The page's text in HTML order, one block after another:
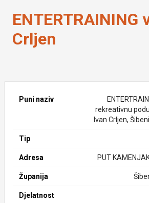
ENTERTRAINING
Crljen
Puni naziv
rekreativnu
Ivan Crljen,
Tip
Adresa PUT
Županija
Djelatnost